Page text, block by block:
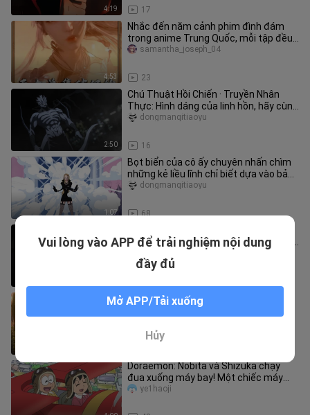
4:19 17
4:53
Nhắc đến năm cảnh phim đình đám
trong anime Trung Quốc, mỗi tập đều
đạt hơn 100 triệu lượt xem, bạn
23
samantha_joseph_04
2:50
Chú Thuật Hồi Chiến · Truyền Nhân
Thực: Hình dáng của linh hồn, hãy cùng
tôi thay đổi!
16
dongmanqitiaoyu
1:07
Bọt biển của cô ấy chuyên nhấn chìm
những kẻ liều lĩnh chỉ biết dựa vào bản
năng.
68
dongmanqitiaoyu
Bình Luận: Biến hình không hành động,
Lần đầu tiên Eren sử dụng sức mạnh
của Tọa Độ, tung một đấm hạ gục
Doraemon: Nobita và Shizuka chạy
đua xuống máy bay! Một chiếc máy
bay mini mang tính trải nghiệm dàn
ye1haoji
Vui lòng vào APP để trải nghiệm nội dung
đầy đủ
Mở APP/Tải xuống
Hủy